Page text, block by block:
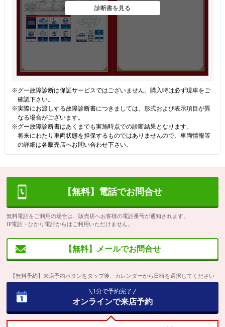
診断書を見る
※グー故障診断は保証サービスではございません。購入時は必ず現車をご
確認下さい。
※実際にお渡しする故障診断書につきましては、形式および表示項目が異
なる場合がございます。
※グー故障診断書はあくまでも実施時点での診断結果となります。
将来にわたり車両状態を担保するものではありませんので、車両情報等
の詳細は各販売店へお問い合わせ下さい。
【無料】電話でお問合せ
無料電話をご利用の場合は、販売店へお客様の電話番号が通知されます。
IP電話・ひかり電話からはご利用いただけません。
【無料】メールでお問合せ
【無料予約】来店予約ボタンをタップ後、カレンダーから日時を選択してください
1分で予約完了
オンラインで来店予約